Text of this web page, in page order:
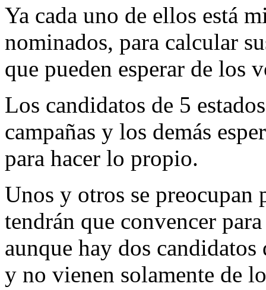
Ya cada uno de ellos está
nominados, para calcular
que pueden esperar de los
Los candidatos de 5
campañas y los demás
para hacer lo propio.
Unos y otros se preocupan
tendrán que convencer
aunque hay dos
y no vienen solamente de